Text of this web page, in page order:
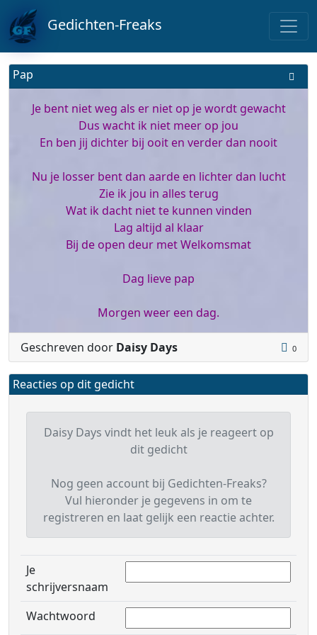
Gedichten-Freaks
Pap
Je bent niet weg als er niet op je wordt gewacht
Dus wacht ik niet meer op jou
En ben jij dichter bij ooit en verder dan nooit
Nu je losser bent dan aarde en lichter dan lucht
Zie ik jou in alles terug
Wat ik dacht niet te kunnen vinden
Lag altijd al klaar
Bij de open deur met Welkomsmat
Dag lieve pap
Morgen weer een dag.
Geschreven door Daisy Days 0
Reacties op dit gedicht
Daisy Days vindt het leuk als je reageert op
dit gedicht
Nog geen account bij Gedichten-Freaks?
Vul hieronder je gegevens in om te
registreren en laat gelijk een reactie achter.
Je
schrijversnaam
Wachtwoord